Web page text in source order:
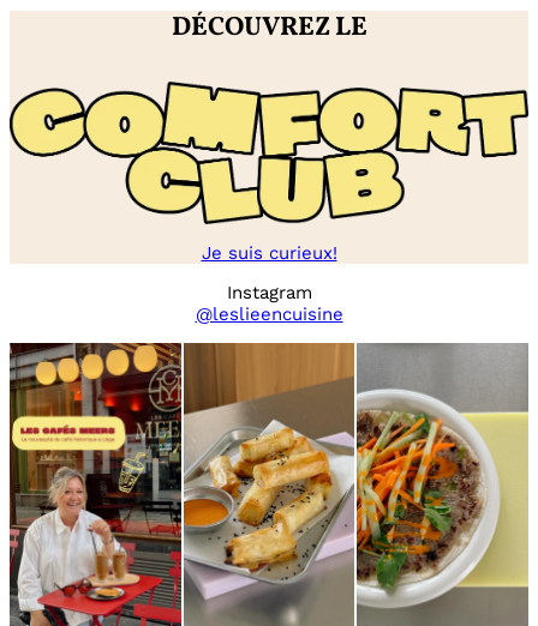
DÉCOUVREZ LE
Je suis curieux!
Instagram
@leslieencuisine